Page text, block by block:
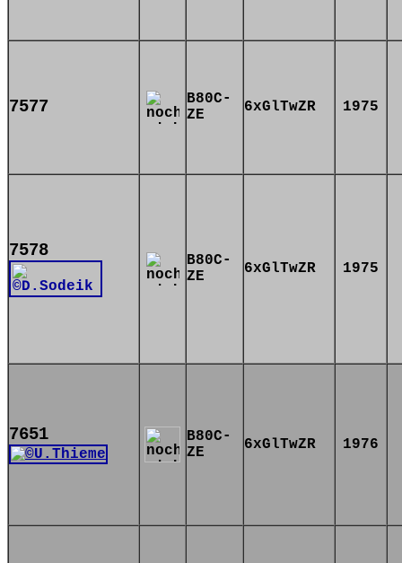
7577
B80C-
ZE
6xGlTwZR 1975
7578
B80C-
ZE
6xGlTwZR 1975
7651
B80C-
ZE
6xGlTwZR 1976